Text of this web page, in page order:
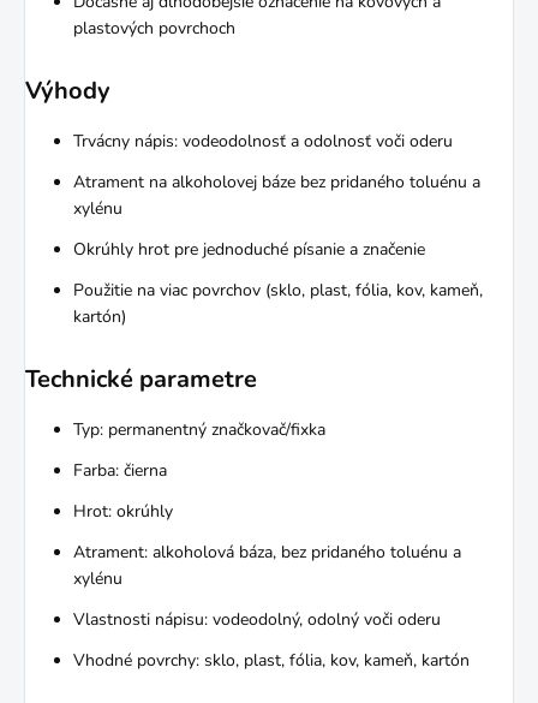
plastových povrchoch
Výhody
Trvácny nápis: vodeodolnosť a odolnosť voči oderu
Atrament na alkoholovej báze bez pridaného toluénu a
xylénu
Okrúhly hrot pre jednoduché písanie a značenie
Použitie na viac povrchov (sklo, plast, fólia, kov, kameň,
kartón)
Technické parametre
Typ: permanentný značkovač/fixka
Farba: čierna
Hrot: okrúhly
Atrament: alkoholová báza, bez pridaného toluénu a
xylénu
Vlastnosti nápisu: vodeodolný, odolný voči oderu
Vhodné povrchy: sklo, plast, fólia, kov, kameň, kartón